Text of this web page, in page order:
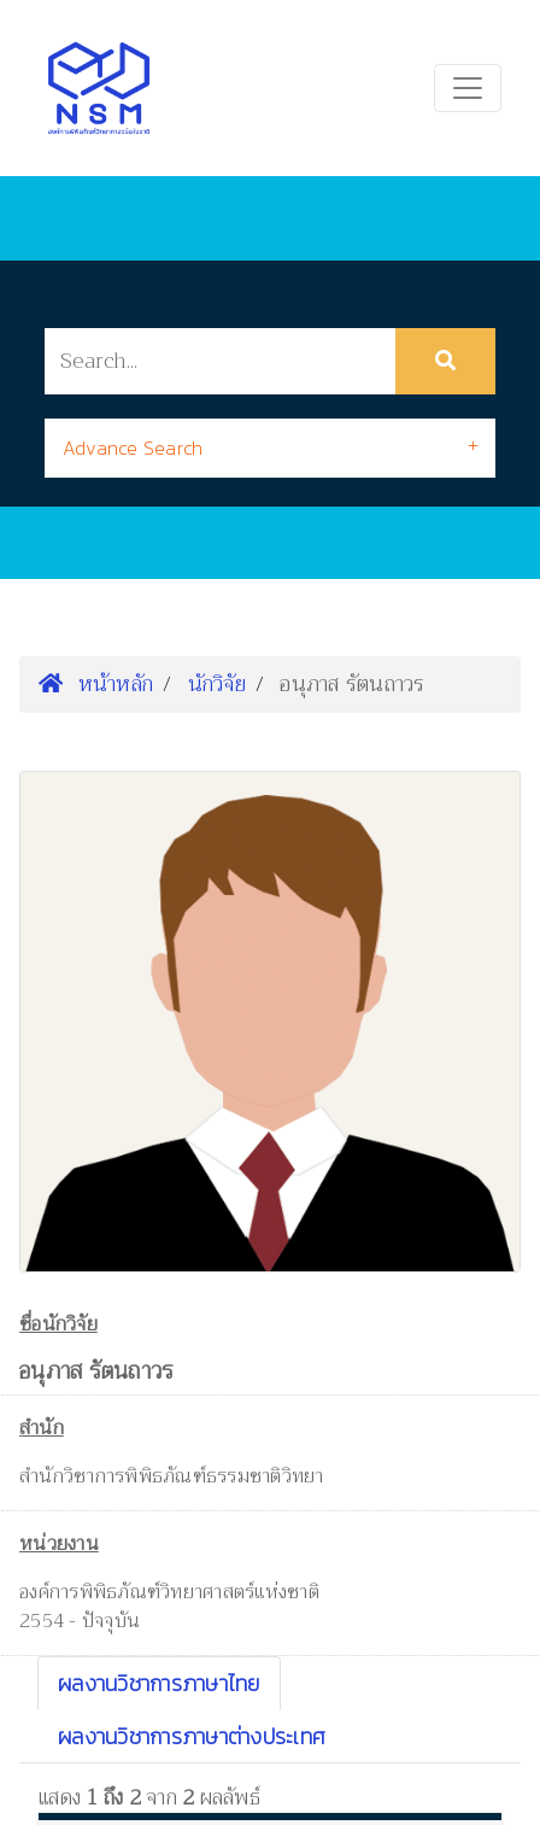
Advance Search
หน้าหลัก นักวิจัย อนุภาส รัตนถาวร
ชื่อนักวิจัย
อนุภาส รัตนถาวร
สำนัก
สำนักวิชาการพิพิธภัณฑ์ธรรมชาติวิทยา
หน่วยงาน
องค์การพิพิธภัณฑ์วิทยาศาสตร์แห่งชาติ
2554 - ปัจจุบัน
ผลงานวิชาการภาษาไทย
ผลงานวิชาการภาษาต่างประเทศ
แสดง 1 ถึง 2จาก 2ผลลัพธ์